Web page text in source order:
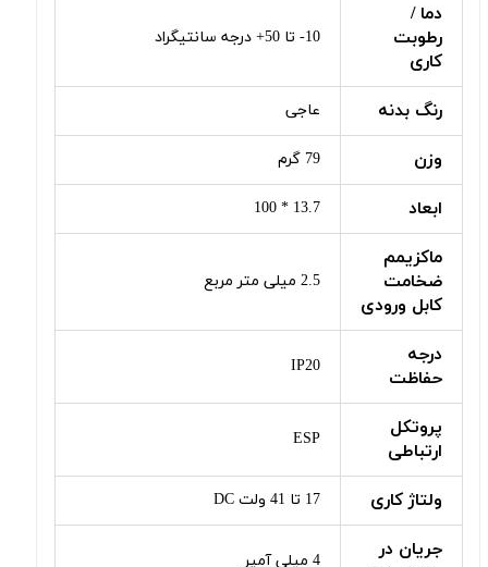
دما /
رطوبت
کاری
10- تا 50+ درجه سانتیگراد
رنگ بدنه عاجی
وزن 79 گرم
ابعاد 13.7 * 100
ماکزیمم
ضخامت
کابل ورودی
2.5 میلی متر مربع
درجه
حفاظت
IP20
پروتکل
ارتباطی
ESP
ولتاژ کاری 17 تا 41 ولت DC
جریان در
4 میلی آمپر